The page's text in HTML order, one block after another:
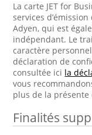
La carte JET for
services
Adyen, qui est
indépendant. Le
caractère
déclaration de
consultée ici la
vous
plus de la présente
Finalités